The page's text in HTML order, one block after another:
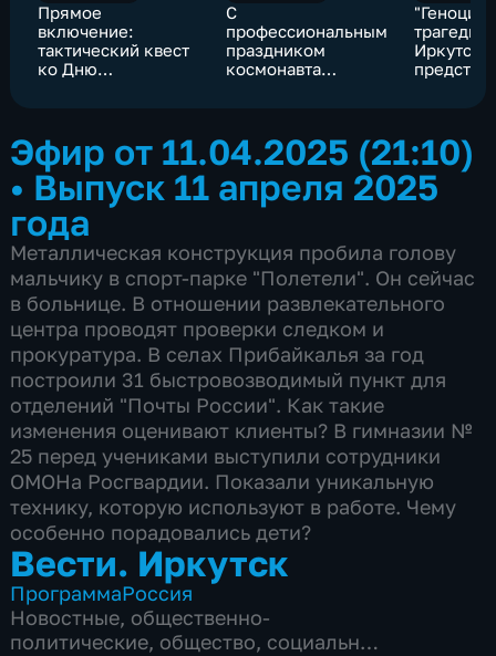
Прямое
включение:
тактический квест
ко Дню
С
профессиональным
праздником
космонавта
губернатор Игорь
Кобзев
"Геноцид
Иркутске
Родины
Эфир от 11.04.2025 (21:10)
• Выпуск 11 апреля 2025
года
Металлическая конструкция пробила голову
мальчику в спорт-парке "Полетели". Он сейчас
в больнице. В отношении развлекательного
центра проводят проверки следком и
прокуратура. В селах Прибайкалья за год
построили 31 быстровозводимый пункт для
отделений "Почты России". Как такие
изменения оценивают клиенты? В гимназии №
25 перед учениками выступили сотрудники
ОМОНа Росгвардии. Показали уникальную
технику, которую используют в работе. Чему
особенно порадовались дети?
Вести. Иркутск
ПрограммаРоссия
Новостные, общественно-
политические, общество, социально-